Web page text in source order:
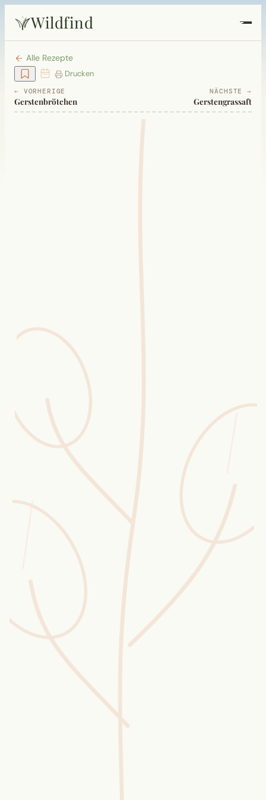
Wildfind
Startseite
Pflanzen
Blüten-Finder
Phänologie-Radar
Vogelstimmen
Gartenplaner
Düngeberater
Challenges
Wusstest du?
Sammlungen
Selber machen
Glossar
Alle Rezepte
Drucken
← VORHERIGE
Gerstenbrötchen
NÄCHSTE →
Gerstengrassaft